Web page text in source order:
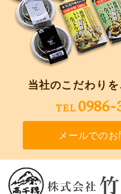
当社のこだわり
TEL
メールでの